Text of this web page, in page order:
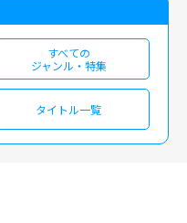
すべての
ジャンル・特集
タイトル一覧